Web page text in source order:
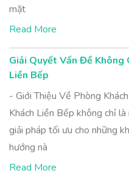
mặt
Read More
Giải Quyết Vấn Đề Không
Liền Bếp
- Giới Thiệu Về Phòng
Khách Liền Bếp không chỉ
giải pháp tối ưu cho những
hướng nà
Read More